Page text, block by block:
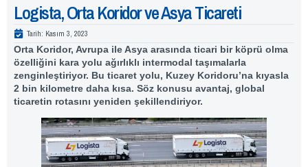
Logista, Orta Koridor ve Asya Ticareti
Tarih: Kasım 3, 2023
Orta Koridor, Avrupa ile Asya arasında ticari bir köprü olma
özelliğini kara yolu ağırlıklı intermodal taşımalarla
zenginleştiriyor. Bu ticaret yolu, Kuzey Koridoru’na kıyasla
2 bin kilometre daha kısa. Söz konusu avantaj, global
ticaretin rotasını yeniden şekillendiriyor.